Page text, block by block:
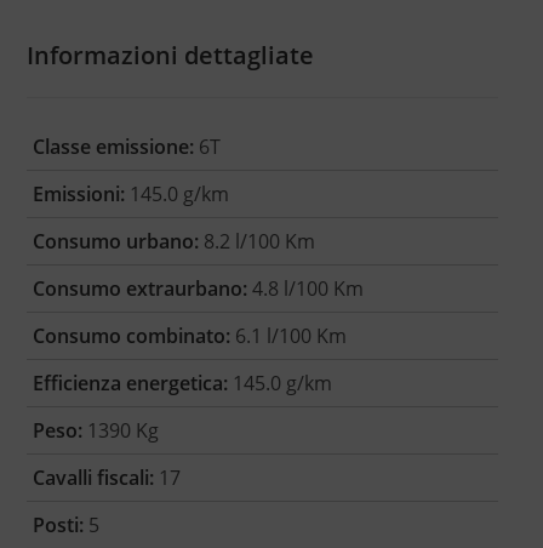
Informazioni dettagliate
Classe emissione: 6T
Emissioni: 145.0 g/km
Consumo urbano: 8.2 l/100 Km
Consumo extraurbano: 4.8 l/100 Km
Consumo combinato: 6.1 l/100 Km
Efficienza energetica: 145.0 g/km
Peso: 1390 Kg
Cavalli fiscali: 17
Posti: 5